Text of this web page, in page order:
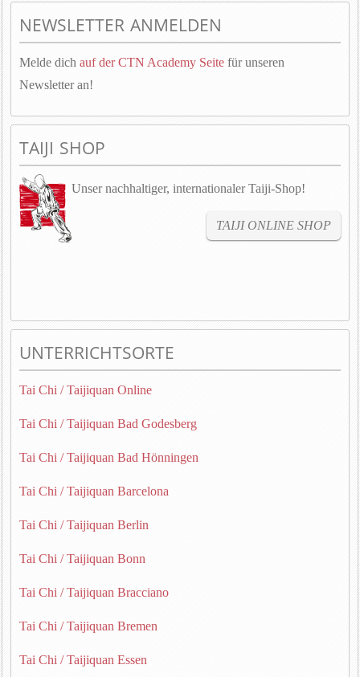
NEWSLETTER ANMELDEN
Melde dich auf der CTN Academy Seite für unseren
Newsletter an!
TAIJI SHOP
Unser nachhaltiger, internationaler Taiji-Shop!
TAIJI ONLINE SHOP
UNTERRICHTSORTE
Tai Chi / Taijiquan Online
Tai Chi / Taijiquan Bad Godesberg
Tai Chi / Taijiquan Bad Hönningen
Tai Chi / Taijiquan Barcelona
Tai Chi / Taijiquan Berlin
Tai Chi / Taijiquan Bonn
Tai Chi / Taijiquan Bracciano
Tai Chi / Taijiquan Bremen
Tai Chi / Taijiquan Essen